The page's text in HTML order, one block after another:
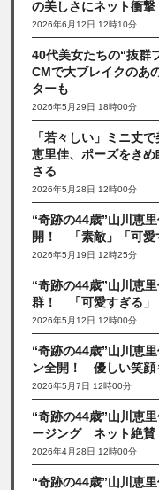
の美しさにネット衝
2026年6月12日 12時10分
40代美女たちの“抜
CMで大ブレイクのあ
ターも
2026年5月29日 18時00分
「若々しい」ミニ丈
恵里佳、ポーズをき
さる
2026年5月28日 12時00分
“奇跡の44歳”山川恵
開！ 「素敵」「可
2026年5月19日 12時25分
“奇跡の44歳”山川恵
群！ 「可愛すぎる
2026年5月12日 12時00分
“奇跡の44歳”山川恵
ン全開！ 優しい笑
2026年5月7日 12時00分
“奇跡の44歳”山川恵
ージング ネット絶
2026年4月28日 12時00分
“奇跡の44歳”山川恵